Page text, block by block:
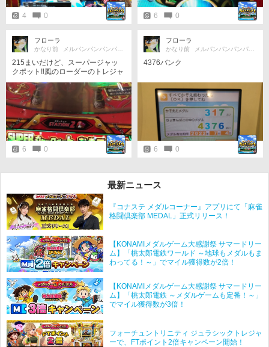
4 0 6 0
フローラ
かなり前 メルパンパンパンパンパンパカパン❗
215まいだけど、スーパージャッ
クポット‼️風のローダーのトレジャ
ーシュート情報局！！
6 0
フローラ
かなり前 メルパンパンパンパンパンパカパン❗
4376バンク
6 0
最新ニュース
『コナステ メダルコーナー』アプリにて「麻雀
格闘倶楽部 MEDAL」正式リリース！
【KONAMIメダルゲーム大感謝祭 サマードリー
ム】「桃太郎電鉄ワールド ～地球もメダルもま
わってる！～」でマイル獲得数が2倍！
【KONAMIメダルゲーム大感謝祭 サマードリー
ム】「桃太郎電鉄 ～メダルゲームも定番！～」
でマイル獲得数が3倍！
フォーチュントリニティ ジュラシックトレジャ
ーで、FTポイント2倍キャンペーン開始！